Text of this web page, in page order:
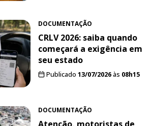
DOCUMENTAÇÃO
CRLV 2026: saiba quando
começará a exigência em
seu estado
Publicado 13/07/2026às 08h15
DOCUMENTAÇÃO